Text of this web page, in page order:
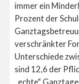
immer ein
Prozent der
verschränkter
Unterschiede
sind 12,6 der
„echte“